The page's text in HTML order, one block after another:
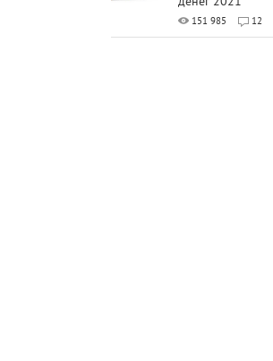
151 985 12